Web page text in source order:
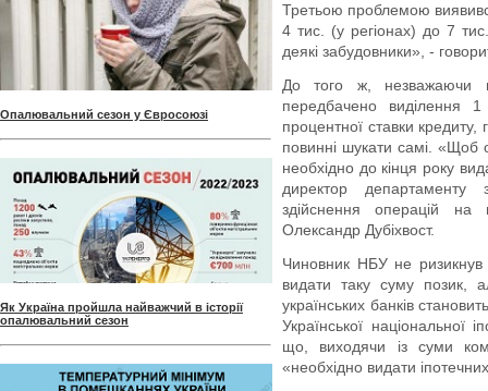
Опалювальний сезон у Євросоюзі
Як Україна пройшла найважчий в історії
опалювальний сезон
Третьою проблемою
4 тис. (у регіонах) до 7
деякі забудовники», -
До того ж,
передбачено
процентної ставки кредиту,
повинні шукати самі. «Щоб
необхідно до кінця року
директор
здійснення операцій на
Олександр Дубіхвост.
Чиновник НБУ не ризикнув
видати таку суму позик,
українських банків
Української національної
що, виходячи із суми
«необхідно видати